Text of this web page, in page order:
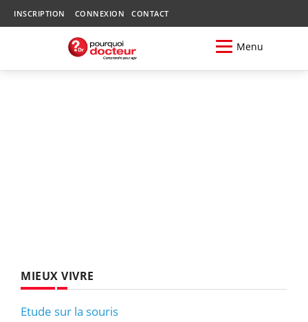
INSCRIPTION CONNEXION CONTACT
Menu
MIEUX VIVRE
Etude sur la souris